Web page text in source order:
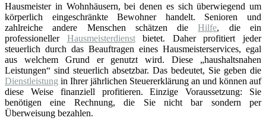
Hausmeister in Wohnhäusern, bei denen es sich überwiegend um
körperlich eingeschränkte Bewohner handelt. Senioren und
zahlreiche andere Menschen schätzen dieHilfe, die ein
professioneller Hausmeisterdienstbietet. Daher profitiert jeder
steuerlich durch das Beauftragen eines Hausmeisterservices, egal
aus welchem Grund er genutzt wird. Diese „haushaltsnahen
Leistungen“ sind steuerlich absetzbar. Das bedeutet, Sie geben die
Dienstleistung in Ihrer jährlichen Steuererklärung an und können auf
diese Weise finanziell profitieren. Einzige Voraussetzung: Sie
benötigen eine Rechnung, die Sie nicht bar sondern per
Überweisung bezahlen.